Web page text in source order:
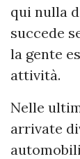
qui nulla
succede
la gente
attività.
Nelle
arrivate